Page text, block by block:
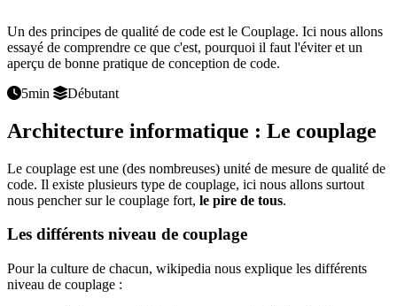
Un des principes de qualité de code est le Couplage. Ici nous allons
essayé de comprendre ce que c'est, pourquoi il faut l'éviter et un
aperçu de bonne pratique de conception de code.
5min
Débutant
Architecture informatique : Le couplage
Le couplage est une (des nombreuses) unité de mesure de qualité de
code. Il existe plusieurs type de couplage, ici nous allons surtout
nous pencher sur le couplage fort, le pire de tous.
Les différents niveau de couplage
Pour la culture de chacun, wikipedia nous explique les différents
niveau de couplage :